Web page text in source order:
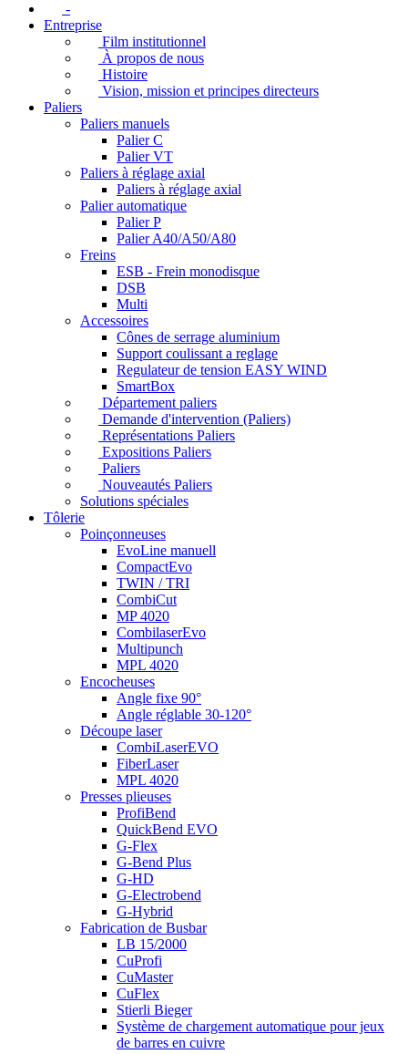
-
Entreprise
Film institutionnel
À propos de nous
Histoire
Vision, mission et principes directeurs
Paliers
Paliers manuels
Palier C
Palier VT
Paliers à réglage axial
Paliers à réglage axial
Palier automatique
Palier P
Palier A40/A50/A80
Freins
ESB - Frein monodisque
DSB
Multi
Accessoires
Cônes de serrage aluminium
Support coulissant a reglage
Regulateur de tension EASY WIND
SmartBox
Département paliers
Demande d'intervention (Paliers)
Représentations Paliers
Expositions Paliers
Paliers
Nouveautés Paliers
Solutions spéciales
Tôlerie
Poinçonneuses
EvoLine manuell
CompactEvo
TWIN / TRI
CombiCut
MP 4020
CombilaserEvo
Multipunch
MPL 4020
Encocheuses
Angle fixe 90°
Angle réglable 30-120°
Découpe laser
CombiLaserEVO
FiberLaser
MPL 4020
Presses plieuses
ProfiBend
QuickBend EVO
G-Flex
G-Bend Plus
G-HD
G-Electrobend
G-Hybrid
Fabrication de Busbar
LB 15/2000
CuProfi
CuMaster
CuFlex
Stierli Bieger
Système de chargement automatique pour jeux
de barres en cuivre